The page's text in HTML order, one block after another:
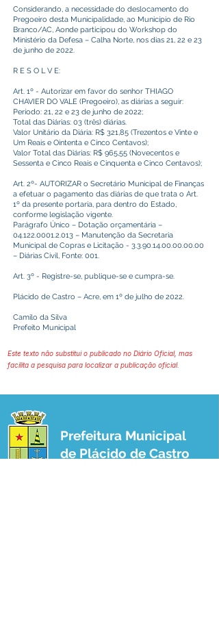
Considerando, a necessidade do deslocamento do
Pregoeiro desta Municipalidade, ao Município de Rio
Branco/AC, Aonde participou do Workshop do
Ministério da Defesa – Calha Norte, nos dias 21, 22 e 23
de junho de 2022.
R E S O L V E:
Art. 1º - Autorizar em favor do senhor THIAGO
CHAVIER DO VALE (Pregoeiro), as diárias a seguir:
Período: 21, 22 e 23 de junho de 2022;
Total das Diárias: 03 (três) diárias.
Valor Unitário da Diária: R$ 321,85 (Trezentos e Vinte e
Um Reais e Ointenta e Cinco Centavos);
Valor Total das Diárias: R$ 965,55 (Novecentos e
Sessenta e Cinco Reais e Cinquenta e Cinco Centavos);
Art. 2º- AUTORIZAR o Secretário Municipal de Finanças
a efetuar o pagamento das diárias de que trata o Art.
1º da presente portaria, para dentro do Estado,
conforme legislação vigente.
Parágrafo Único – Dotação orçamentária –
04.122.0001.2.013 – Manutenção da Secretaria
Municipal de Copras e Licitação - 3.3.90.14.00.00.00.00
– Diárias Civil, Fonte: 001.
Art. 3º - Registre-se, publique-se e cumpra-se.
Plácido de Castro – Acre, em 1º de julho de 2022.
Camilo da Silva
Prefeito Municipal
Este texto não substitui o publicado no Diário Oficial, mas
facilita a pesquisa para localizar a publicação oficial.
Prefeitura Municipal
de Plácido de Castro